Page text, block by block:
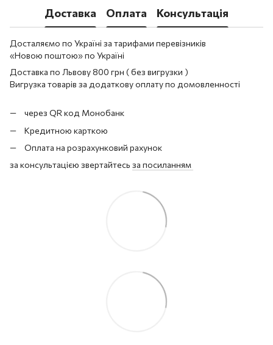
Доставка Оплата Консультація
Досталяємо по Україні за тарифами перевізників
«Новою поштою» по Україні
Доставка по Львову 800 грн ( без вигрузки )
Вигрузка товарів за додаткову оплату по домовленності
через QR код Монобанк
Кредитною карткою
Оплата на розрахунковий рахунок
за консультацією звертайтесь за посиланням